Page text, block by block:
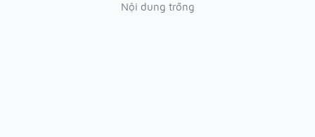
Nội dung trống